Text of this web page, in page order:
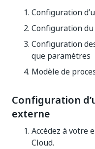
Configuration
Configuration
Configuration
que paramètres
Modèle de
Configuration
externe
Accédez à votre
Cloud.